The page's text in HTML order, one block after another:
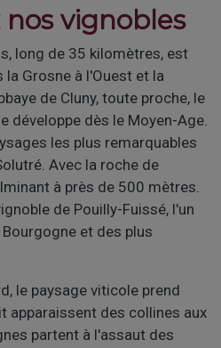
vignobles
long de 35 kilomètres, est
Grosne à l'Ouest et la
de Cluny, toute proche, le
développe dès le Moyen-Age.
les plus remarquables
Avec la roche de
à près de 500 mètres.
de Pouilly-Fuissé, l'un
et des plus
le paysage viticole prend
apparaissent des collines aux
partent à l'assaut des